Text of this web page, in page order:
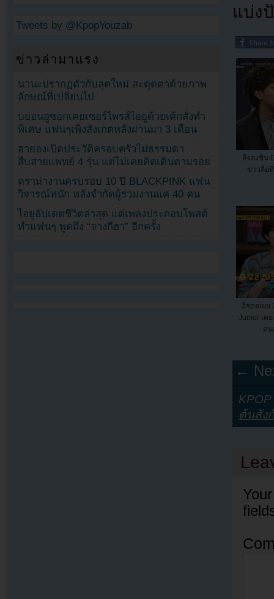
แบ่ง
อีจองชิน
ข่าวลือที่
ฮีชอลเผย
Junior เค
คน
←
ต้นสัง
Tweets by @KpopYouzab
ข่าวล่ามาแรง
นานะปรากฏตัวกับลุคใหม่ สะดุดตาด้วยภาพ
ลักษณ์ที่เปลี่ยนไป
บยอนอูซอกเคยเซอร์ไพรส์ไอยูด้วยเค้กสั่งทำ
พิเศษ แฟนๆเพิ่งสังเกตหลังผ่านมา 3 เดือน
ฮายองเปิดประวัติครอบครัวไม่ธรรมดา
สืบสายแพทย์ 4 รุ่น แต่ไม่เคยคิดเดินตามรอย
ดราม่างานครบรอบ 10 ปี BLACKPINK แฟน
วิจารณ์หนัก หลังจำกัดผู้ร่วมงานแค่ 40 คน
ไอยูอัปเดตชีวิตล่าสุด แต่เพลงประกอบโพสต์
ทำแฟนๆ พูดถึง “จางกีฮา” อีกครั้ง